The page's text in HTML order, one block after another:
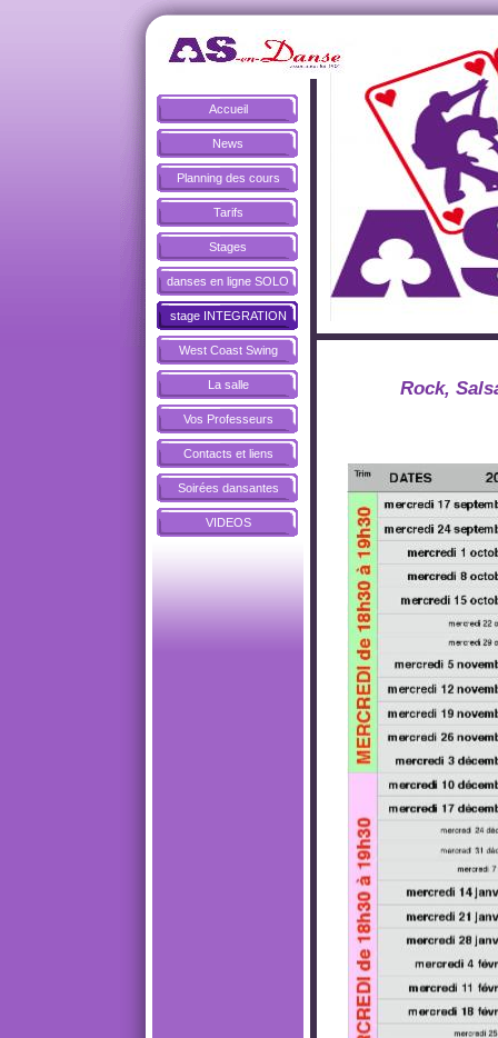
Accueil
News
Planning des cours
Tarifs
Stages
danses en ligne SOLO
stage INTEGRATION
West Coast Swing
La salle
Vos Professeurs
Contacts et liens
Soirées dansantes
VIDEOS
Rock,